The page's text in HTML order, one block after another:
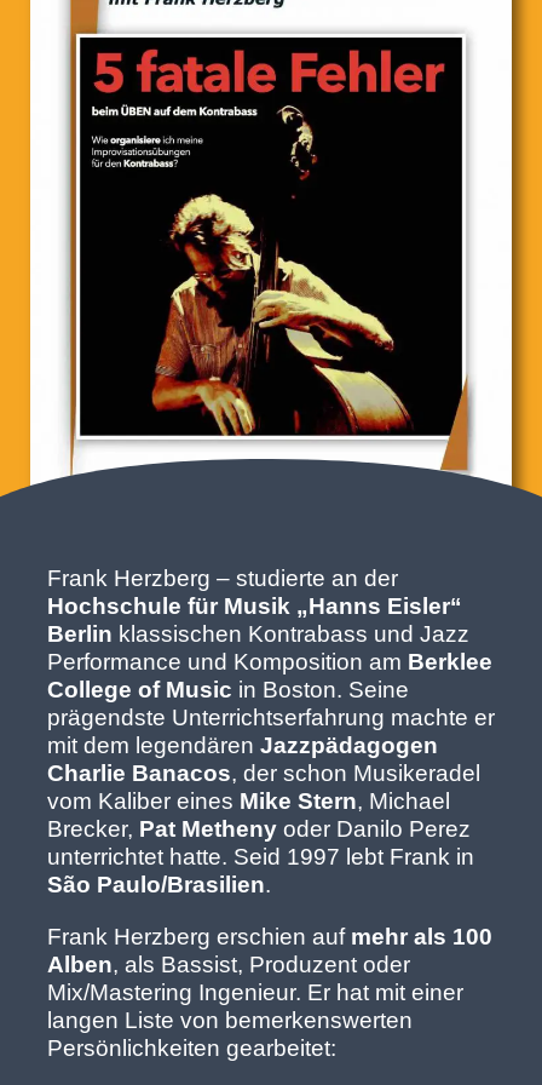
Frank Herzberg – studierte an der
Hochschule für Musik „Hanns Eisler“
Berlin klassischen Kontrabass und Jazz
Performance und Komposition am Berklee
College of Music in Boston. Seine
prägendste Unterrichtserfahrung machte er
mit dem legendären Jazzpädagogen
Charlie Banacos, der schon Musikeradel
vom Kaliber eines Mike Stern, Michael
Brecker, Pat Metheny oder Danilo Perez
unterrichtet hatte. Seid 1997 lebt Frank in
São Paulo/Brasilien.
Frank Herzberg erschien auf mehr als 100
Alben, als Bassist, Produzent oder
Mix/Mastering Ingenieur. Er hat mit einer
langen Liste von bemerkenswerten
Persönlichkeiten gearbeitet: